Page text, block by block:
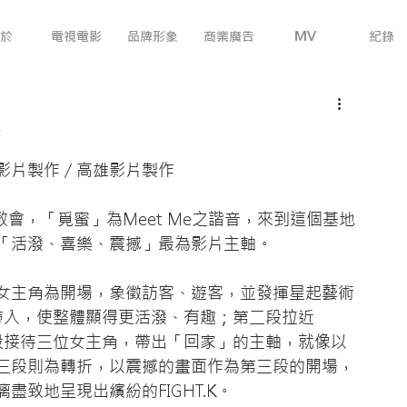
電視電影 品牌形象 商業廣告 MV 紀錄
片製作 / 高雄影片製作
會，「覓蜜」為Meet Me之諧音，來到這個基地
潑、喜樂、震撼」最為影片主軸。
角為開場，象徵訪客、遊客，並發揮星起藝術
，使整體顯得更活潑、有趣；第二段拉近
待三位女主角，帶出「回家」的主軸，就像以
則為轉折，以震撼的畫面作為第三段的開場，
致地呈現出繽紛的FIGHT.K。